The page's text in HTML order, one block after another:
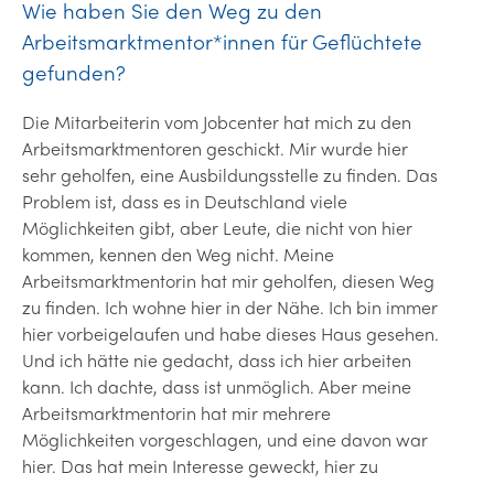
Wie haben Sie den Weg zu den
Arbeitsmarktmentor*innen für Geflüchtete
gefunden?
Die Mitarbeiterin vom Jobcenter hat mich zu den
Arbeitsmarktmentoren geschickt. Mir wurde hier
sehr geholfen, eine Ausbildungsstelle zu finden. Das
Problem ist, dass es in Deutschland viele
Möglichkeiten gibt, aber Leute, die nicht von hier
kommen, kennen den Weg nicht. Meine
Arbeitsmarktmentorin hat mir geholfen, diesen Weg
zu finden. Ich wohne hier in der Nähe. Ich bin immer
hier vorbeigelaufen und habe dieses Haus gesehen.
Und ich hätte nie gedacht, dass ich hier arbeiten
kann. Ich dachte, dass ist unmöglich. Aber meine
Arbeitsmarktmentorin hat mir mehrere
Möglichkeiten vorgeschlagen, und eine davon war
hier. Das hat mein Interesse geweckt, hier zu